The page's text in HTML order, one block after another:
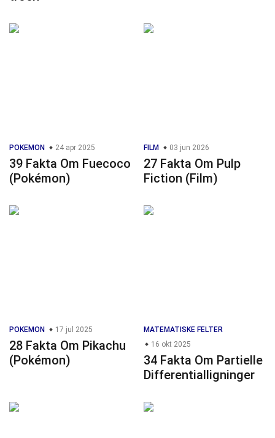
POKEMON 24 apr 2025
39 Fakta Om Fuecoco
(Pokémon)
FILM 03 jun 2026
27 Fakta Om Pulp
Fiction (Film)
POKEMON 17 jul 2025
28 Fakta Om Pikachu
(Pokémon)
MATEMATISKE FELTER
16 okt 2025
34 Fakta Om Partielle
Differentialligninger